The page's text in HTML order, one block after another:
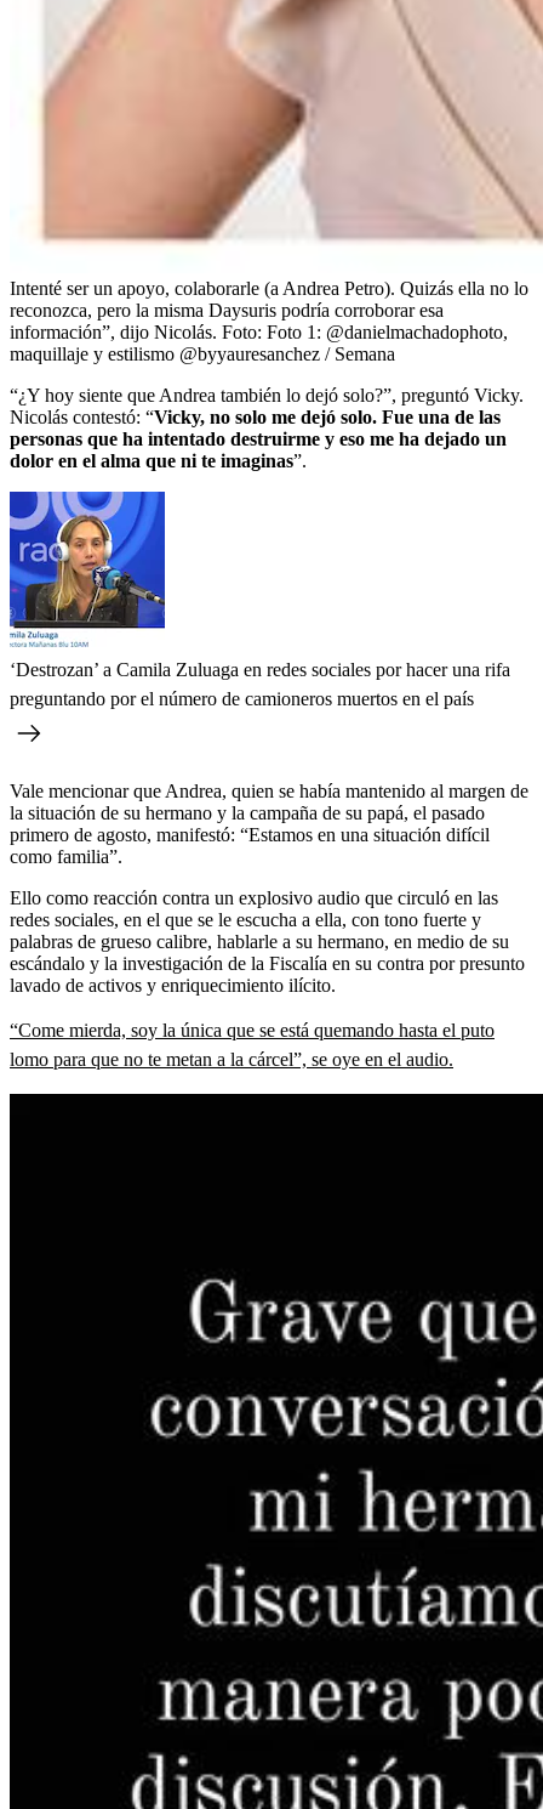
Intenté ser un apoyo, colaborarle (a Andrea Petro). Quizás ella no lo
reconozca, pero la misma Daysuris podría corroborar esa
información”, dijo Nicolás. Foto: Foto 1: @danielmachadophoto,
maquillaje y estilismo @byyauresanchez / Semana
“¿Y hoy siente que Andrea también lo dejó solo?”, preguntó Vicky.
Nicolás contestó: “Vicky, no solo me dejó solo. Fue una de las
personas que ha intentado destruirme y eso me ha dejado un
dolor en el alma que ni te imaginas”.
‘Destrozan’ a Camila Zuluaga en redes sociales por hacer una rifa
preguntando por el número de camioneros muertos en el país
Vale mencionar que Andrea, quien se había mantenido al margen de
la situación de su hermano y la campaña de su papá, el pasado
primero de agosto, manifestó: “Estamos en una situación difícil
como familia”.
Ello como reacción contra un explosivo audio que circuló en las
redes sociales, en el que se le escucha a ella, con tono fuerte y
palabras de grueso calibre, hablarle a su hermano, en medio de su
escándalo y la investigación de la Fiscalía en su contra por presunto
lavado de activos y enriquecimiento ilícito.
“Come mierda, soy la única que se está quemando hasta el puto
lomo para que no te metan a la cárcel”, se oye en el audio.